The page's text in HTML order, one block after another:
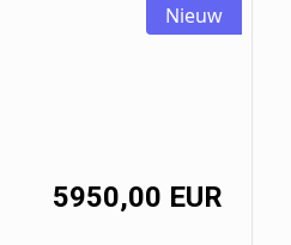
Nieuw
5950,00 EUR